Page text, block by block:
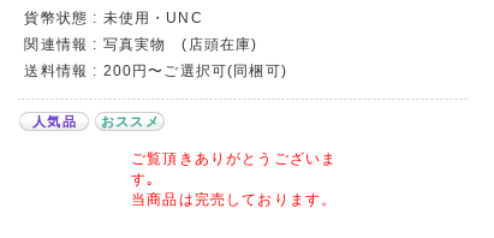
貨幣状態 : 未使用・UNC
関連情報 : 写真実物 (店頭在庫)
送料情報 : 200円〜ご選択可(同梱可)
人気品 おススメ
ご覧頂きありがとうございま
す｡
当商品は完売しております。